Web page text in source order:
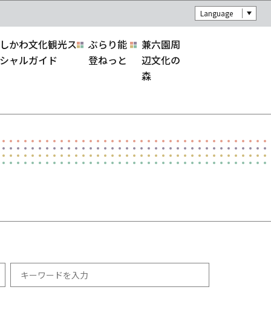
Language
かわ文化観光ス
ャルガイド
ぶらり能
登ねっと
兼六園周
辺文化の
森